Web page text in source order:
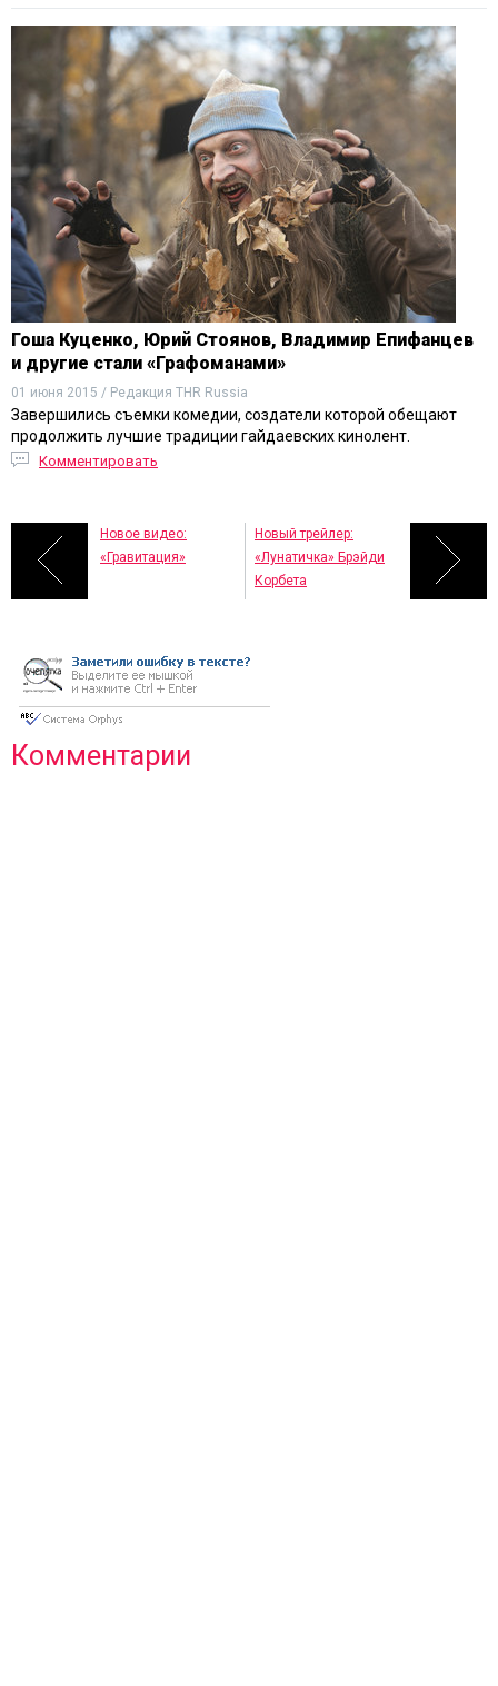
Гоша Куценко, Юрий Стоянов, Владимир Епифанцев
и другие стали «Графоманами»
01 июня 2015 / Редакция THR Russia
Завершились съемки комедии, создатели которой обещают
продолжить лучшие традиции гайдаевских кинолент.
Комментировать
Новое видео:
«Гравитация»
Новый трейлер:
«Лунатичка» Брэйди
Корбета
Комментарии